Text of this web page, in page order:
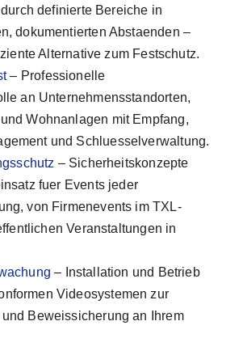
definierte Bereiche in
dokumentierten Abstaenden –
Alternative zum Festschutz.
– Professionelle
an Unternehmensstandorten,
Wohnanlagen mit Empfang,
und Schluesselverwaltung.
– Sicherheitskonzepte
fuer Events jeder
von Firmenevents im TXL-
Veranstaltungen in
– Installation und Betrieb
Videosystemen zur
Beweissicherung an Ihrem